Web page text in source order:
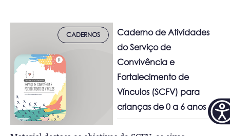
CADERNOS
Caderno de Atividades
do Serviço de
Convivência e
Fortalecimento de
Vínculos (SCFV) para
crianças de 0 a 6 anos